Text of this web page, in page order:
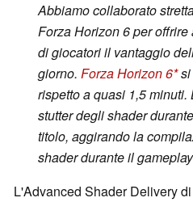
Abbiamo collaborato
Forza Horizon 6per offrire
di giocatori il vantaggio
giorno. Forza Horizon 6 si
rispetto a quasi 1,5
stutter degli shader
titolo, aggirando la
shader durante il
L'Advanced Shader Delivery